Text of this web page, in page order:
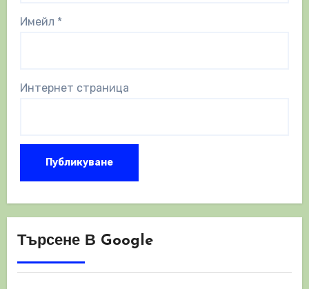
Имейл *
Интернет страница
Търсене В Google